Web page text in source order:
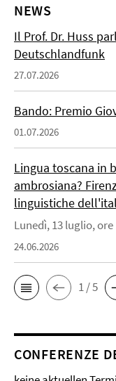
NEWS
Il Prof. Dr. Huss
Deutschlandfunk
27.07.2026
Bando: Premio
01.07.2026
Lingua toscana in
ambrosiana?
linguistiche
Lunedì, 13 luglio,
24.06.2026
1 / 5
CONFERENZE